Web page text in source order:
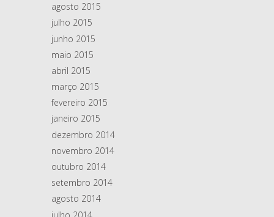
agosto 2015
julho 2015
junho 2015
maio 2015
abril 2015
março 2015
fevereiro 2015
janeiro 2015
dezembro 2014
novembro 2014
outubro 2014
setembro 2014
agosto 2014
julho 2014